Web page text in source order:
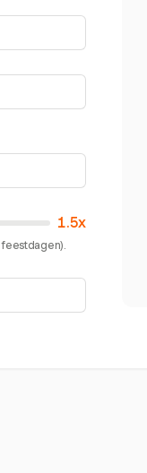
1.5x
feestdagen).